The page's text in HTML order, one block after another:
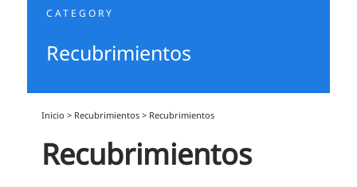
CATEGORY
Recubrimientos
Inicio > Recubrimientos > Recubrimientos
Recubrimientos